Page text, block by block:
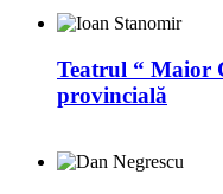
Teatrul “ Maior
provincială